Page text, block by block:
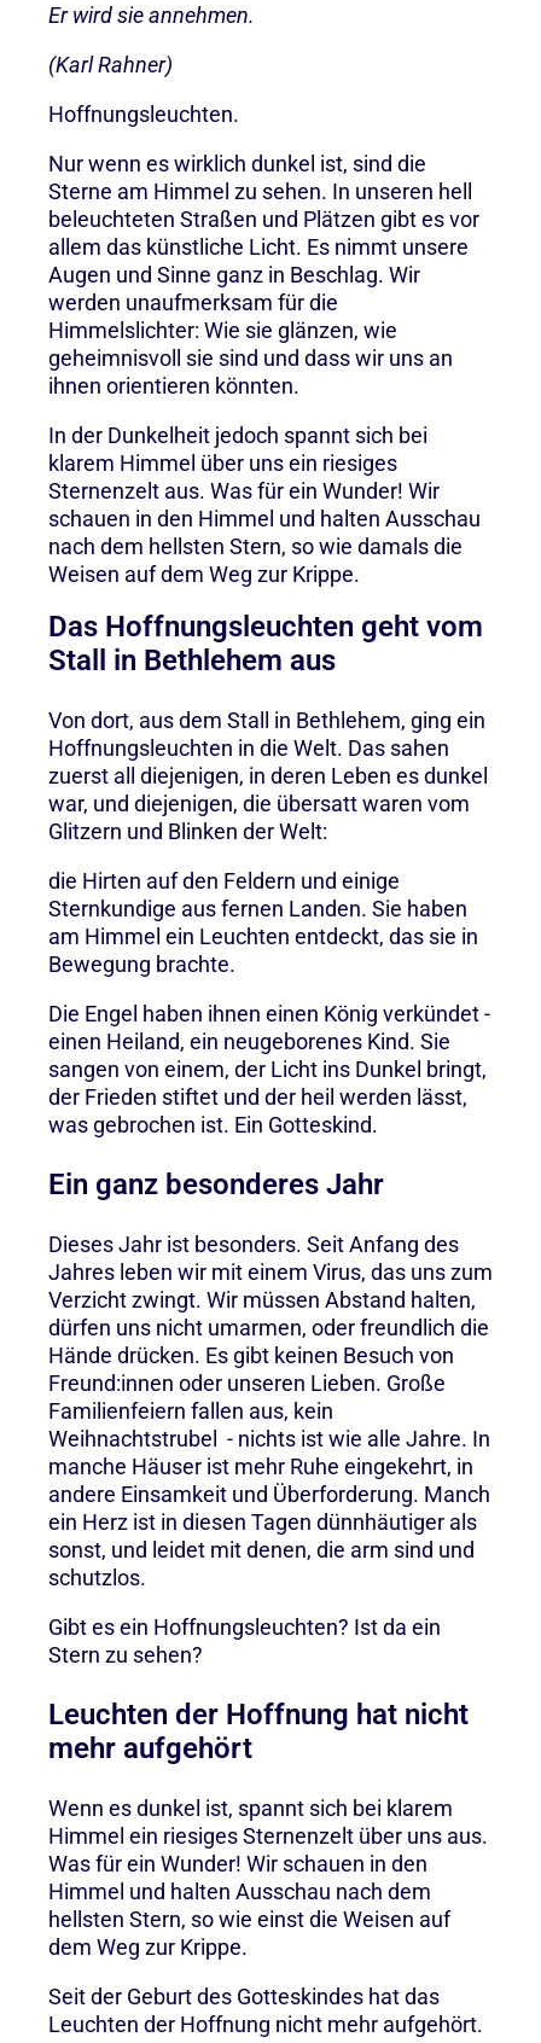
Er wird sie annehmen.
(Karl Rahner)
Hoffnungsleuchten.
Nur wenn es wirklich dunkel ist, sind die
Sterne am Himmel zu sehen. In unseren hell
beleuchteten Straßen und Plätzen gibt es vor
allem das künstliche Licht. Es nimmt unsere
Augen und Sinne ganz in Beschlag. Wir
werden unaufmerksam für die
Himmelslichter: Wie sie glänzen, wie
geheimnisvoll sie sind und dass wir uns an
ihnen orientieren könnten.
In der Dunkelheit jedoch spannt sich bei
klarem Himmel über uns ein riesiges
Sternenzelt aus. Was für ein Wunder! Wir
schauen in den Himmel und halten Ausschau
nach dem hellsten Stern, so wie damals die
Weisen auf dem Weg zur Krippe.
Das Hoffnungsleuchten geht vom
Stall in Bethlehem aus
Von dort, aus dem Stall in Bethlehem, ging ein
Hoffnungsleuchten in die Welt. Das sahen
zuerst all diejenigen, in deren Leben es dunkel
war, und diejenigen, die übersatt waren vom
Glitzern und Blinken der Welt:
die Hirten auf den Feldern und einige
Sternkundige aus fernen Landen. Sie haben
am Himmel ein Leuchten entdeckt, das sie in
Bewegung brachte.
Die Engel haben ihnen einen König verkündet -
einen Heiland, ein neugeborenes Kind. Sie
sangen von einem, der Licht ins Dunkel bringt,
der Frieden stiftet und der heil werden lässt,
was gebrochen ist. Ein Gotteskind.
Ein ganz besonderes Jahr
Dieses Jahr ist besonders. Seit Anfang des
Jahres leben wir mit einem Virus, das uns zum
Verzicht zwingt. Wir müssen Abstand halten,
dürfen uns nicht umarmen, oder freundlich die
Hände drücken. Es gibt keinen Besuch von
Freund:innen oder unseren Lieben. Große
Familienfeiern fallen aus, kein
Weihnachtstrubel - nichts ist wie alle Jahre. In
manche Häuser ist mehr Ruhe eingekehrt, in
andere Einsamkeit und Überforderung. Manch
ein Herz ist in diesen Tagen dünnhäutiger als
sonst, und leidet mit denen, die arm sind und
schutzlos.
Gibt es ein Hoffnungsleuchten? Ist da ein
Stern zu sehen?
Leuchten der Hoffnung hat nicht
mehr aufgehört
Wenn es dunkel ist, spannt sich bei klarem
Himmel ein riesiges Sternenzelt über uns aus.
Was für ein Wunder! Wir schauen in den
Himmel und halten Ausschau nach dem
hellsten Stern, so wie einst die Weisen auf
dem Weg zur Krippe.
Seit der Geburt des Gotteskindes hat das
Leuchten der Hoffnung nicht mehr aufgehört.